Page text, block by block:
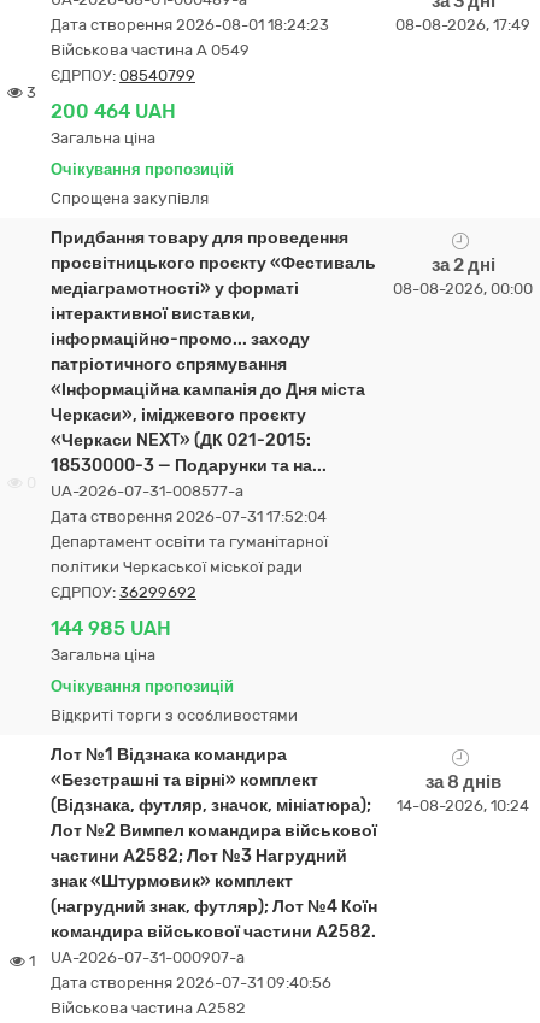
3
Дата створення 2026-08-01 18:24:23
Військова частина А 0549
ЄДРПОУ: 08540799
200 464 UAH
Загальна ціна
Очікування пропозицій
Спрощена закупівля
08-08-2026, 17:49
Придбання товару для проведення
просвітницького проєкту «Фестиваль
медіаграмотності» у форматі
інтерактивної виставки,
інформаційно-промо... заходу
патріотичного спрямування
«Інформаційна кампанія до Дня міста
Черкаси», іміджевого проєкту
«Черкаси NEXT» (ДК 021-2015:
18530000-3 — Подарунки та на...
UA-2026-07-31-008577-a
Дата створення 2026-07-31 17:52:04
Департамент освіти та гуманітарної
політики Черкаської міської ради
ЄДРПОУ: 36299692
144 985 UAH
Загальна ціна
Очікування пропозицій
Відкриті торги з особливостями
за 2 дні
08-08-2026, 00:00
1
Лот №1 Відзнака командира
«Безстрашні та вірні» комплект
(Відзнака, футляр, значок, мініатюра);
Лот №2 Вимпел командира військової
частини А2582; Лот №3 Нагрудний
знак «Штурмовик» комплект
(нагрудний знак, футляр); Лот №4 Коїн
командира військової частини А2582.
UA-2026-07-31-000907-a
Дата створення 2026-07-31 09:40:56
Військова частина А2582
за 8 днів
14-08-2026, 10:24